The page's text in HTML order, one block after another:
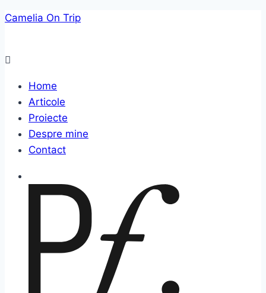
Skip
Camelia On Trip
Menu
Home
Articole
Proiecte
Despre mine
Contact